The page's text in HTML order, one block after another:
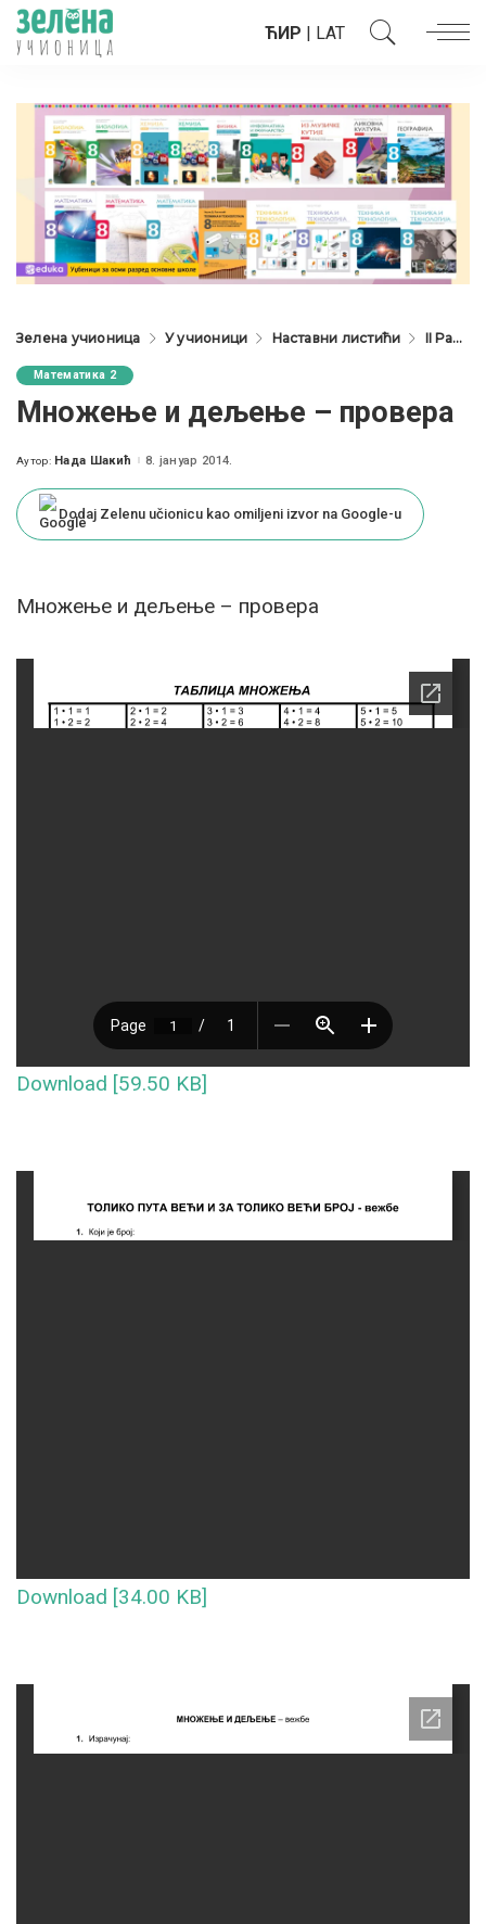
ЋИР | LAT
Зелена учионица У учионици Наставни листићи II Разред
Математика 2
Множење и дељење – провера
Posted
Аутор: Нада Шакић 8. јануар 2014.
Dodaj Zelenu učionicu kao omiljeni izvor na Google-u
Множење и дељење – провера
Download [59.50 KB]
Download [34.00 KB]